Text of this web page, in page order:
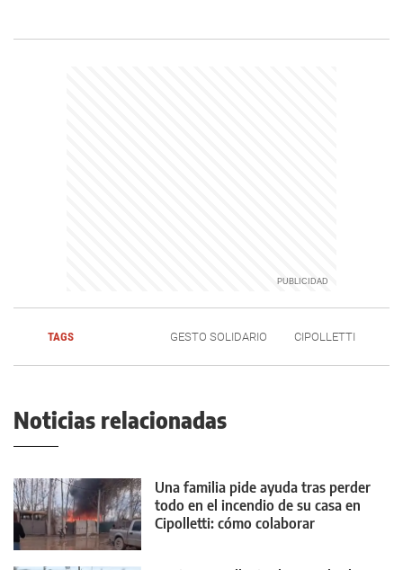
TAGS GESTO SOLIDARIO CIPOLLETTI
Noticias relacionadas
Una familia pide ayuda tras perder
todo en el incendio de su casa en
Cipolletti: cómo colaborar